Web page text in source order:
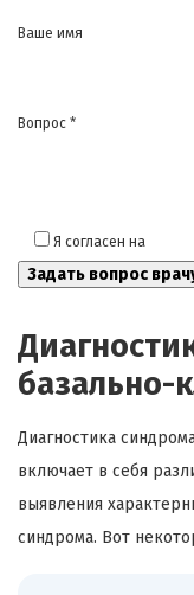
Ваше имя
Вопрос *
Я согласен на
базально-
Диагностика
включает в себя
выявления
синдрома. Вот